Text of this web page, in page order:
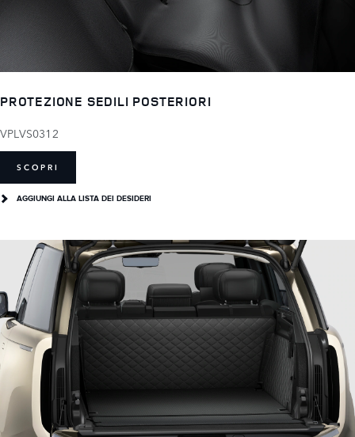
PROTEZIONE SEDILI POSTERIORI
VPLVS0312
SCOPRI
AGGIUNGI ALLA LISTA DEI DESIDERI